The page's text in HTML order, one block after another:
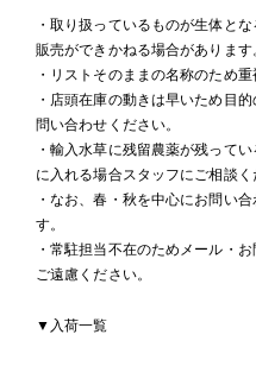
・取り扱っているものが生体と
販売ができかねる場合があります
・リストそのままの名称のため
・店頭在庫の動きは早いため目
問い合わせください。
・輸入水草に残留農薬が残って
に入れる場合スタッフにご相談く
・なお、春・秋を中心にお問い
す。
・常駐担当不在のためメール・
ご遠慮ください。
▼入荷一覧